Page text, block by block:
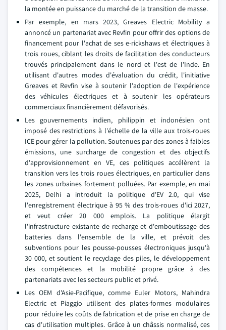
la montée en puissance du marché de la transition de masse.
Par exemple, en mars 2023, Greaves Electric Mobility a
annoncé un partenariat avec Revfin pour offrir des options de
financement pour l'achat de ses e-rickshaws et électriques à
trois roues, ciblant les droits de facilitation des conducteurs
trouvés principalement dans le nord et l'est de l'Inde. En
utilisant d'autres modes d'évaluation du crédit, l'initiative
Greaves et Revfin vise à soutenir l'adoption de l'expérience
des véhicules électriques et à soutenir les opérateurs
commerciaux financièrement défavorisés.
Les gouvernements indien, philippin et indonésien ont
imposé des restrictions à l'échelle de la ville aux trois-roues
ICE pour gérer la pollution. Soutenues par des zones à faibles
émissions, une surcharge de congestion et des objectifs
d'approvisionnement en VE, ces politiques accélèrent la
transition vers les trois roues électriques, en particulier dans
les zones urbaines fortement polluées. Par exemple, en mai
2025, Delhi a introduit la politique d'EV 2.0, qui vise
l'enregistrement électrique à 95 % des trois-roues d'ici 2027,
et veut créer 20 000 emplois. La politique élargit
l'infrastructure existante de recharge et d'emboutissage des
batteries dans l'ensemble de la ville, et prévoit des
subventions pour les pousse-pousses électroniques jusqu'à
30 000, et soutient le recyclage des piles, le développement
des compétences et la mobilité propre grâce à des
partenariats avec les secteurs public et privé.
Les OEM d'Asie-Pacifique, comme Euler Motors, Mahindra
Electric et Piaggio utilisent des plates-formes modulaires
pour réduire les coûts de fabrication et de prise en charge de
cas d'utilisation multiples. Grâce à un châssis normalisé, ces